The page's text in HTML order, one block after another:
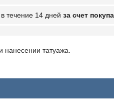
в течение 14 дней за счет
нанесении татуажа.